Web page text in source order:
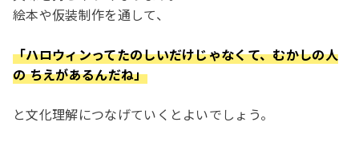
絵本や仮装制作を通して、
「ハロウィンってたのしいだけじゃなくて、むかしの人
の ちえがあるんだね」
と文化理解につなげていくとよいでしょう。